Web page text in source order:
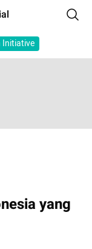
Initiative
yang